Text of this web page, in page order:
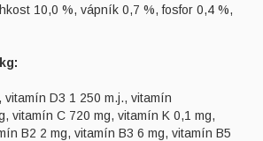
10,0 %, vápník 0,7 %, fosfor 0,4 %,
vitamín D3 1 250 m.j., vitamín
vitamín C 720 mg, vitamín K 0,1 mg,
B2 2 mg, vitamín B3 6 mg, vitamín B5